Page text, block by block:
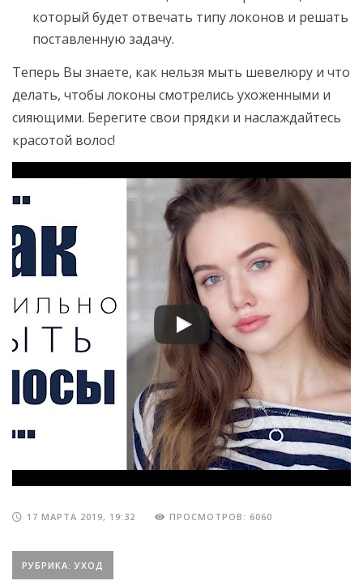
который будет отвечать типу локонов и решать
поставленную задачу.
Теперь Вы знаете, как нельзя мыть шевелюру и что
делать, чтобы локоны смотрелись ухоженными и
сияющими. Берегите свои прядки и наслаждайтесь
красотой волос!
17 МАРТА 2019, 19:32 ПРОСМОТРОВ: 6060
РУБРИКА: УХОД